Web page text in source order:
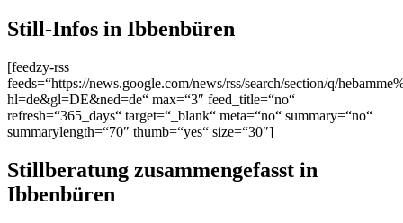
Still-Infos in Ibbenbüren
[feedzy-rss
feeds=“https://news.google.com/news/rss/search/section/q/
hl=de&gl=DE&ned=de“ max=“3″ feed_title=“no“
refresh=“365_days“ target=“_blank“ meta=“no“ summary=“no“
summarylength=“70″ thumb=“yes“ size=“30″]
Stillberatung zusammengefasst in
Ibbenbüren